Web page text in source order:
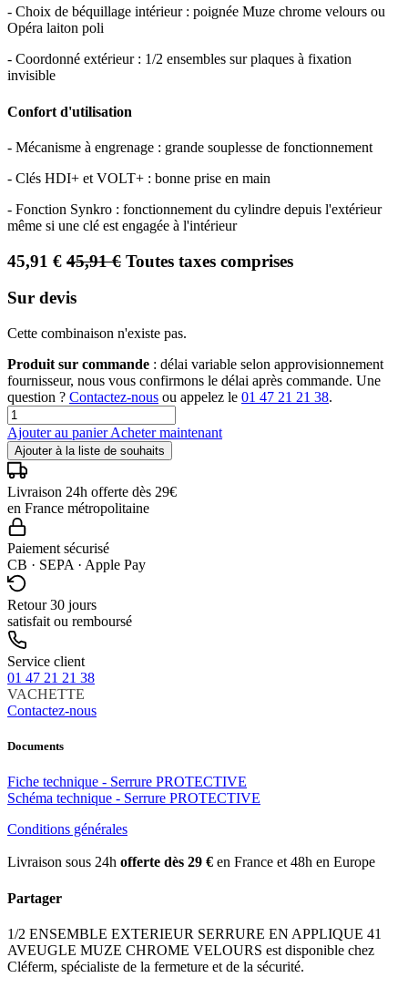
- Choix de béquillage intérieur : poignée Muze chrome velours ou
Opéra laiton poli
- Coordonné extérieur : 1/2 ensembles sur plaques à fixation
invisible
Confort d'utilisation
- Mécanisme à engrenage : grande souplesse de fonctionnement
- Clés HDI+ et VOLT+ : bonne prise en main
- Fonction Synkro : fonctionnement du cylindre depuis l'extérieur
même si une clé est engagée à l'intérieur
45,91 € 45,91€ Toutes taxes comprises
Sur devis
Cette combinaison n'existe pas.
Produit sur commande : délai variable selon approvisionnement
fournisseur, nous vous confirmons le délai après commande. Une
question ? Contactez-nous ou appelez le 01 47 21 21 38.
Ajouter au panierAcheter maintenant
Ajouter à la liste de souhaits
Livraison 24h offerte dès 29€
en France métropolitaine
Paiement sécurisé
CB · SEPA · Apple Pay
Retour 30 jours
satisfait ou remboursé
Service client
01 47 21 21 38
VACHETTE
Contactez-nous
Documents
Fiche technique - Serrure PROTECTIVE
Schéma technique - Serrure PROTECTIVE
Conditions générales
Livraison sous 24h offerte dès 29 € en France et 48h en Europe
Partager
1/2 ENSEMBLE EXTERIEUR SERRURE EN APPLIQUE 41
AVEUGLE MUZE CHROME VELOURS est disponible chez
Cléferm, spécialiste de la fermeture et de la sécurité.